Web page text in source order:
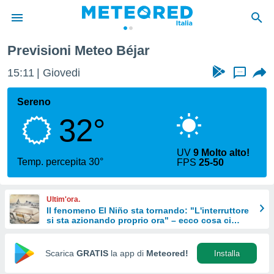
di
per
le
di
Web
Previsioni Meteo Béjar
15:11 Giovedi ...
Sereno
32°
Temp. percepita 30°
UV9 Molto alto!
FPS25-50
Ultim'ora.
Il fenomeno El Niño sta tornando: "L'interruttore
si sta azionando proprio ora" – ecco cosa ci
Scarica GRATIS la app di Meteored! Installa